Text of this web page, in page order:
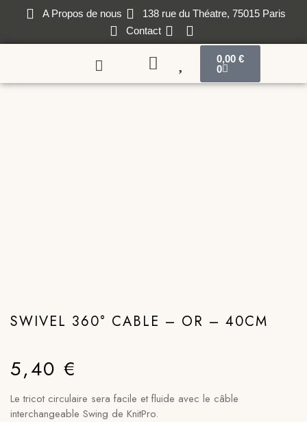
A Propos de nous
138 rue du Théatre, 75015 Paris
Contact
0,00€
0
SWIVEL 360° CABLE – OR – 40CM
5,40 €
Le tricot circulaire sera facile et fluide avec le câble
interchangeable Swing de KnitPro.